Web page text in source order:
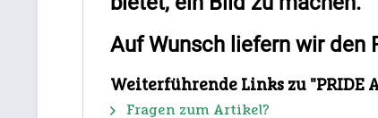
Auf Wunsch liefern wir den
Weiterführende Links zu "PRIDE
Fragen zum Artikel?